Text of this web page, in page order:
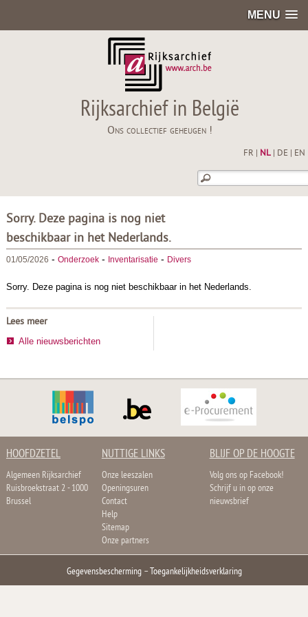
MENU
Rijksarchief in België
Ons collectief geheugen !
FR NL| DE EN
Sorry. Deze pagina is nog niet
beschikbaar in het Nederlands.
01/05/2026 - Onderzoek- Inventarisatie - Divers
Sorry. Deze pagina is nog niet beschikbaar in het Nederlands.
Lees meer
Alle nieuwsberichten
HOOFDZETEL
Algemeen Rijksarchief
Ruisbroekstraat 2 - 1000
Brussel
NUTTIGE LINKS
Onze leeszalen
Openingsuren
Contact
Help
Sitemap
Onze partners
BLIJF OP DE HOOGTE
Volg ons op Facebook!
Schrijf u in op onze
nieuwsbrief
Gegevensbescherming–Toegankelijkheidsverklaring